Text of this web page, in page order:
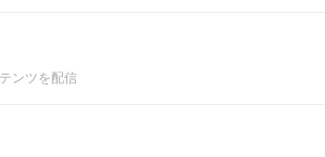
ンツを配信